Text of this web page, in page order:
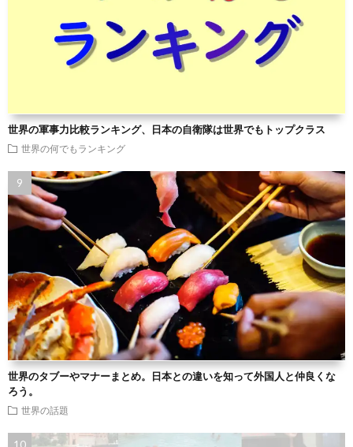
世界の軍事力比較ランキング、日本の自衛隊は世界でもトップクラス
世界の何でもランキング
世界のタブーやマナーまとめ。日本との違いを知って外国人と仲良くな
ろう。
世界の話題